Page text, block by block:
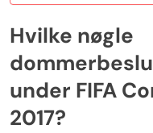
Hvilke nøgle
under FIFA
2017?